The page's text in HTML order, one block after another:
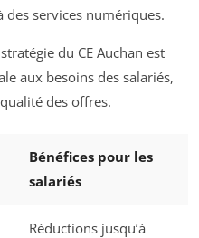
services numériques.
du CE Auchan est
aux besoins des salariés,
des offres.
Bénéfices pour les
salariés
Réductions jusqu’à